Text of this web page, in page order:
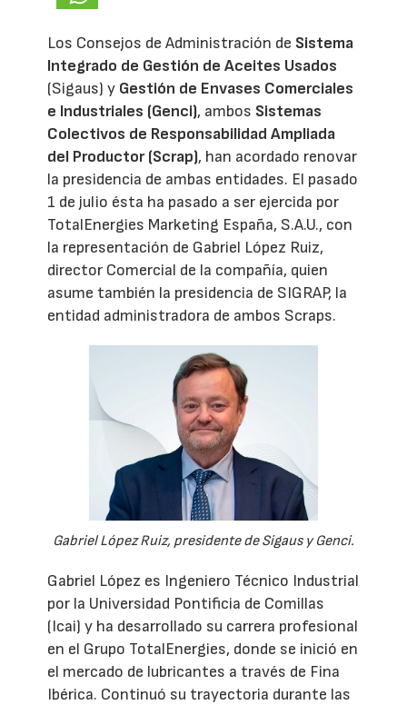
Los Consejos de Administración de Sistema
Integrado de Gestión de Aceites Usados
(Sigaus) y Gestión de Envases Comerciales
e Industriales (Genci), ambos Sistemas
Colectivos de Responsabilidad Ampliada
del Productor (Scrap), han acordado renovar
la presidencia de ambas entidades. El pasado
1 de julio ésta ha pasado a ser ejercida por
TotalEnergies Marketing España, S.A.U., con
la representación de Gabriel López Ruiz,
director Comercial de la compañía, quien
asume también la presidencia de SIGRAP, la
entidad administradora de ambos Scraps.
Gabriel López Ruiz, presidente de Sigaus y Genci.
Gabriel López es Ingeniero Técnico Industrial
por la Universidad Pontificia de Comillas
(Icai) y ha desarrollado su carrera profesional
en el Grupo TotalEnergies, donde se inició en
el mercado de lubricantes a través de Fina
Ibérica. Continuó su trayectoria durante las